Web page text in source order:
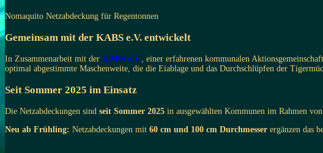
Nomaquito Netzabdeckung für Regentonnen
Gemeinsam mit der KABS e.V. entwickelt
In Zusammenarbeit mit der KABS e.V. , einer erfahrenen kommunalen
optimal abgestimmte Maschenweite, die die Eiablage und das Durchschlüpfen der
Seit Sommer 2025 im Einsatz
Die Netzabdeckungen sind seit Sommer 2025 in ausgewählten Kommunen im Rahmen
Neu ab Frühling: Netzabdeckungen mit 60 cm und 100 cm Durchmesser ergänzen das